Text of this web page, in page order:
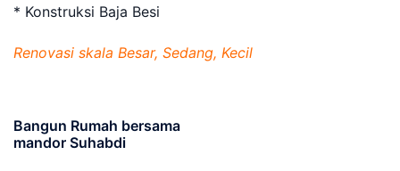
* Konstruksi Baja Besi
Renovasi skala Besar, Sedang, Kecil
Bangun Rumah bersama
mandor Suhabdi